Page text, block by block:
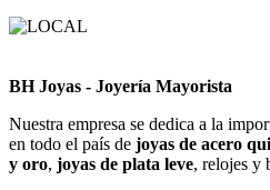
BH Joyas - Joyería Mayorista
Nuestra empresa se dedica a la
en todo el país de joyas de acero
y oro, joyas de plata leve, relojes y